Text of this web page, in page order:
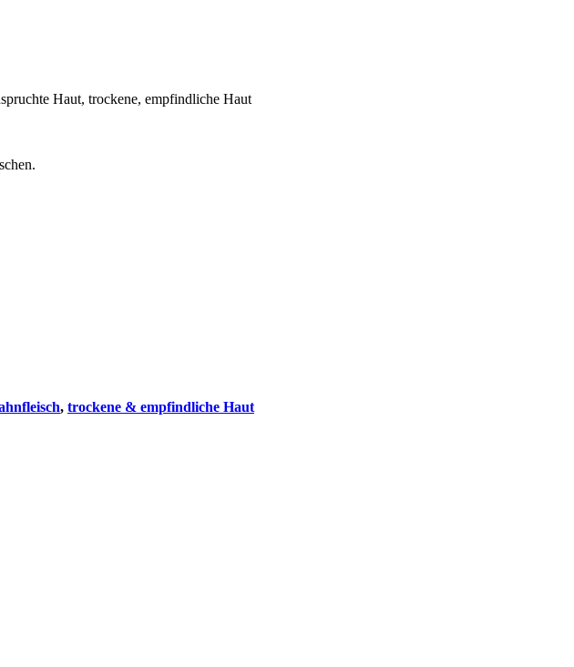
Haut, trockene, empfindliche Haut
, trockene & empfindliche Haut